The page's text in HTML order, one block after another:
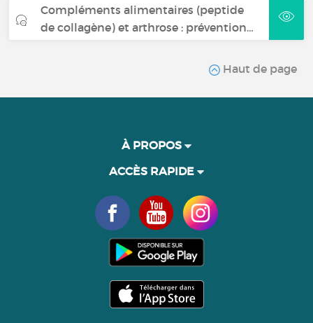
Compléments alimentaires (peptide
de collagène) et arthrose : prévention…
Haut de page
À PROPOS
ACCÈS RAPIDE